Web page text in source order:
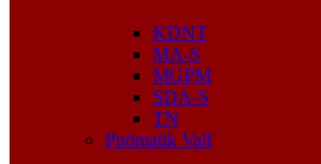
KDNT
MA-S
MGPM
SDA-S
TN
Pnömatik Valf